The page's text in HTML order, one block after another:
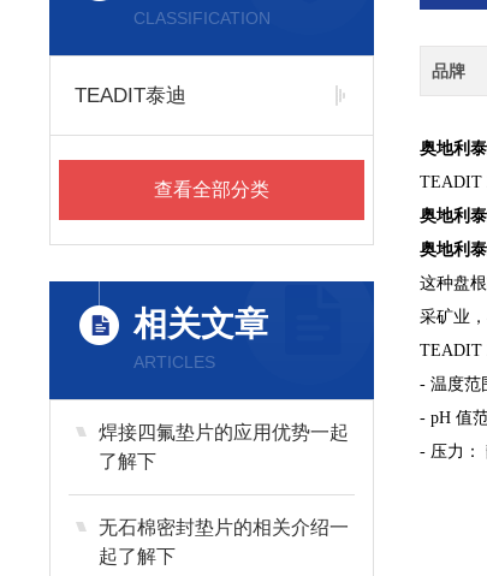
CLASSIFICATION
TEADIT泰迪
查看全部分类
相关文章
ARTICLES
焊接四氟垫片的应用优势一起
了解下
无石棉密封垫片的相关介绍一
起了解下
品牌
奥地利
TEADIT
奥地利
奥地利
这种盘
采矿业
TEADIT
- 温度范
- pH 值
- 压力：